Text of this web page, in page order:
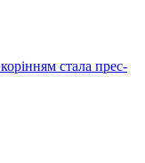
стала прес-